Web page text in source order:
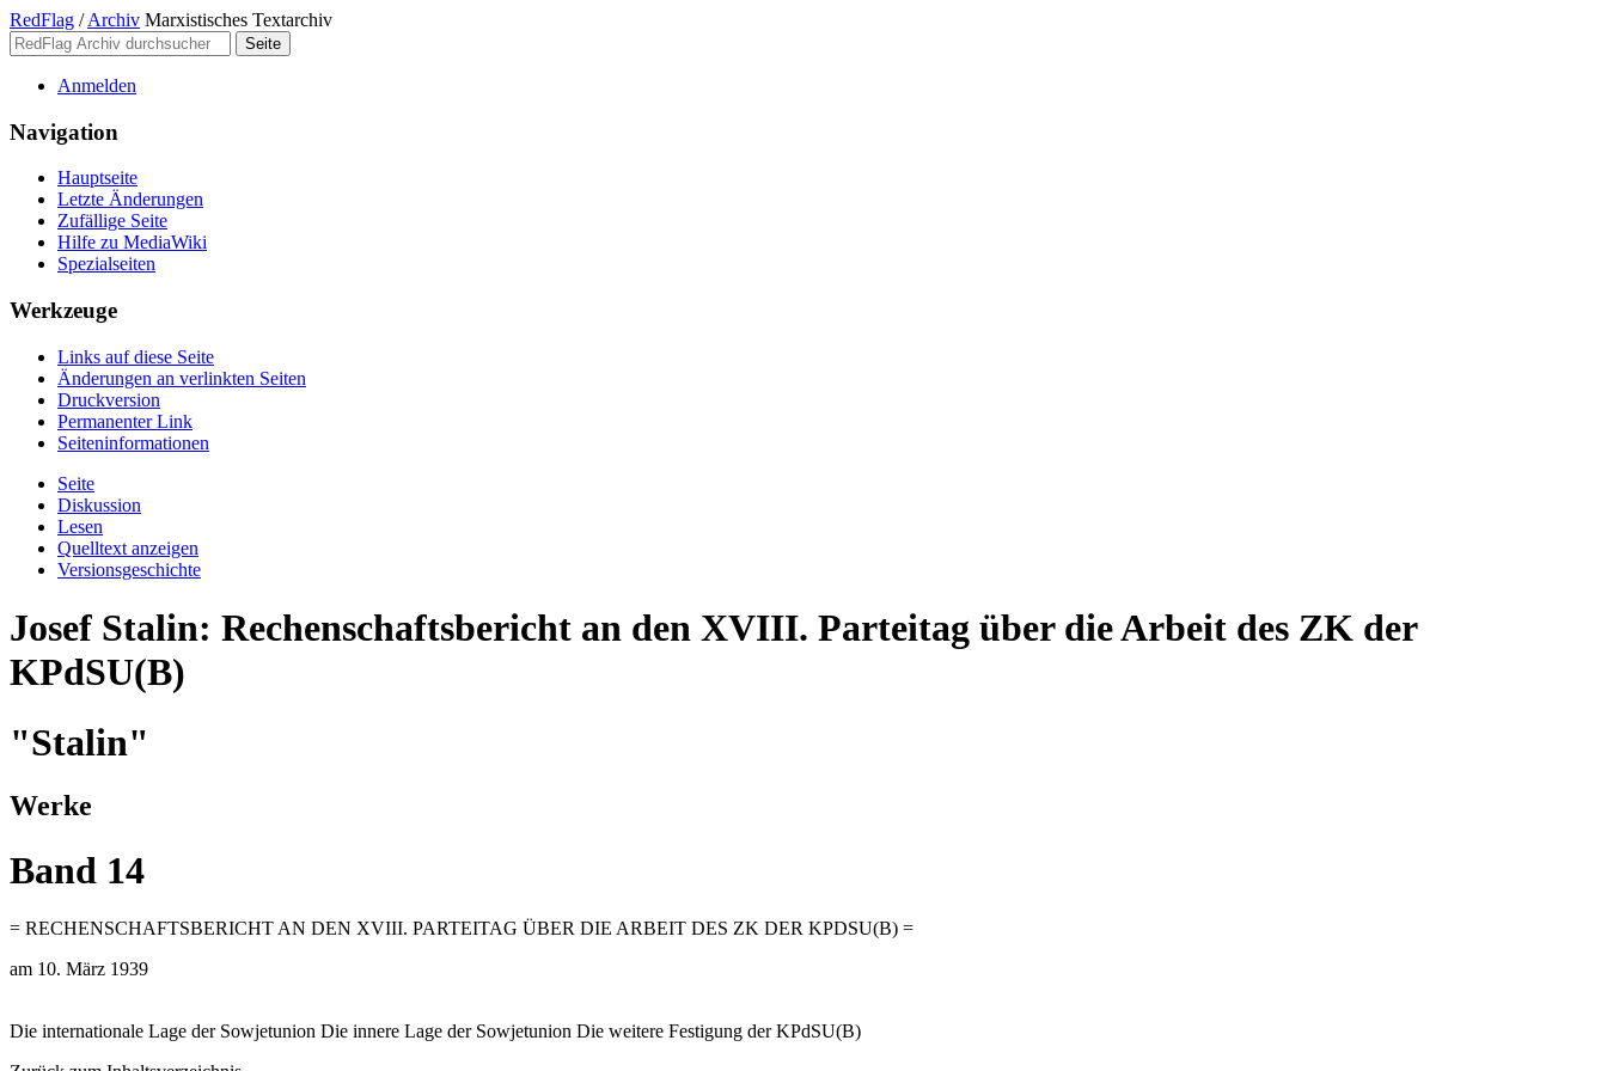
RedFlag / Archiv Marxistisches Textarchiv
Anmelden
Navigation
Hauptseite
Letzte Änderungen
Zufällige Seite
Hilfe zu MediaWiki
Spezialseiten
Werkzeuge
Links auf diese Seite
Änderungen an verlinkten Seiten
Druckversion
Permanenter Link
Seiten­­informationen
Seite
Diskussion
Lesen
Quelltext anzeigen
Versionsgeschichte
Josef Stalin: Rechenschaftsbericht an den XVIII. Parteitag über die Arbeit des ZK der
KPdSU(B)
"Stalin"
Werke
Band 14
= RECHENSCHAFTSBERICHT AN DEN XVIII. PARTEITAG ÜBER DIE ARBEIT DES ZK DER KPDSU(B) =
am 10. März 1939
Die internationale Lage der Sowjetunion Die innere Lage der Sowjetunion Die weitere Festigung der KPdSU(B)